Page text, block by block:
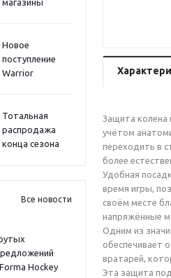
магазины
Новое
поступление
Warrior
Тотальная
распродажа
конца сезона
Все новости
Hockey
Защита колена
учётом
переходить в
более
Удобная
время игры,
своём месте
напряжённые
Одним из
обеспечивает
вратарей,
Эта защита